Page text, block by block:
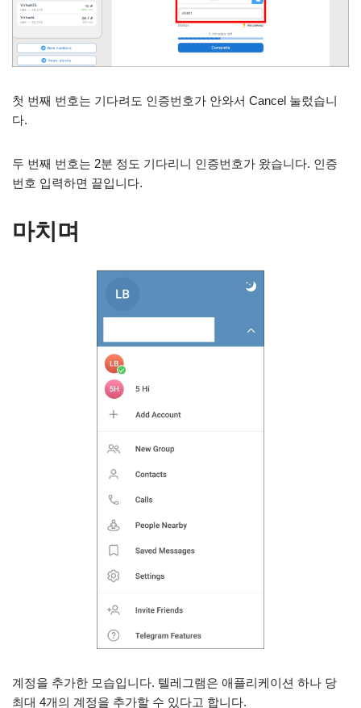
첫 번째 번호는 기다려도 인증번호가 안와서 Cancel 눌렀습니
다.
두 번째 번호는 2분 정도 기다리니 인증번호가 왔습니다. 인증
번호 입력하면 끝입니다.
마치며
계정을 추가한 모습입니다. 텔레그램은 애플리케이션 하나 당
최대 4개의 계정을 추가할 수 있다고 합니다.